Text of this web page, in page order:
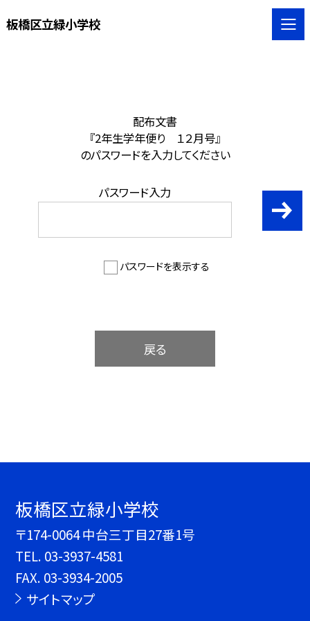
板橋区立緑小学校
配布文書
『2年生学年便り １２月号』
のパスワードを入力してください
パスワード入力
パスワードを表示する
戻る
板橋区立緑小学校
〒174-0064 中台三丁目27番1号
TEL. 03-3937-4581
FAX. 03-3934-2005
サイトマップ